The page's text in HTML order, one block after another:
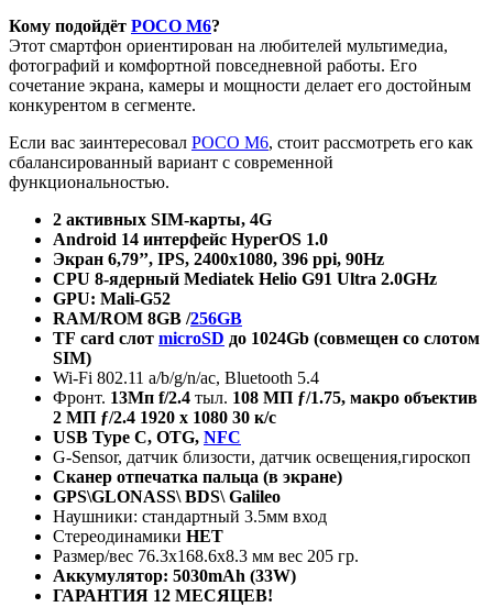
Кому подойдёт POCO M6?
Этот смартфон ориентирован на любителей мультимедиа,
фотографий и комфортной повседневной работы. Его
сочетание экрана, камеры и мощности делает его достойным
конкурентом в сегменте.
Если вас заинтересовал POCO M6, стоит рассмотреть его как
сбалансированный вариант с современной
функциональностью​.
2 активных SIM-карты, 4G
Android 14 интерфейс HyperOS 1.0
Экран 6,79’’, IPS, 2400x1080, 396 ppi, 90Hz
CPU 8-ядерный Mediatek Helio G91 Ultra 2.0GHz
GPU: Mali-G52
RAM/ROM 8GB /256GB
TF card слот microSD до 1024Gb (совмещен со слотом
SIM)
Wi-Fi 802.11 a/b/g/n/ac, Bluetooth 5.4
Фронт. 13Мп f/2.4 тыл. 108 МП ƒ/1.75, макро объектив
2 МП ƒ/2.4 1920 x 1080 30 к/c
USB Type C, OTG, NFC
G-Sensor, датчик близости, датчик освещения,гироскоп
Сканер отпечатка пальца (в экране)
GPS\GLONASS\ BDS\ Galileo
Наушники: стандартный 3.5мм вход
Стереодинамики НЕТ
Размер/вес 76.3x168.6x8.3 мм вес 205 гр.
Аккумулятор: 5030mAh (33W)
ГАРАНТИЯ 12 МЕСЯЦЕВ!